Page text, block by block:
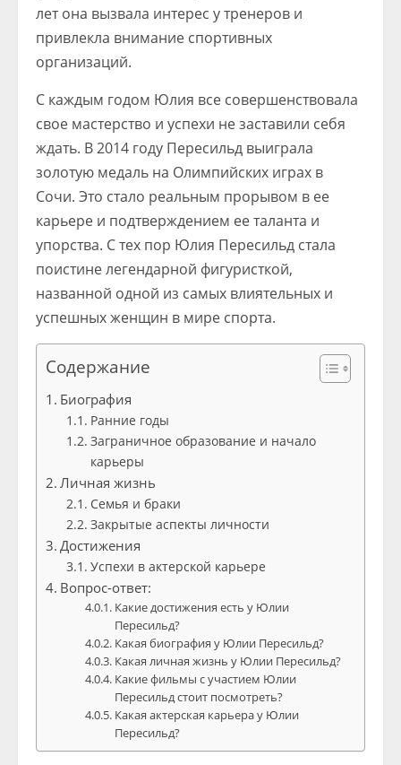
лет она вызвала интерес у тренеров и
привлекла внимание спортивных
организаций.
С каждым годом Юлия все совершенствовала
свое мастерство и успехи не заставили себя
ждать. В 2014 году Пересильд выиграла
золотую медаль на Олимпийских играх в
Сочи. Это стало реальным прорывом в ее
карьере и подтверждением ее таланта и
упорства. С тех пор Юлия Пересильд стала
поистине легендарной фигуристкой,
названной одной из самых влиятельных и
успешных женщин в мире спорта.
Содержание
Биография
Ранние годы
Заграничное образование и начало
карьеры
Личная жизнь
Семья и браки
Закрытые аспекты личности
Достижения
Успехи в актерской карьере
Вопрос-ответ:
Какие достижения есть у Юлии
Пересильд?
Какая биография у Юлии Пересильд?
Какая личная жизнь у Юлии Пересильд?
Какие фильмы с участием Юлии
Пересильд стоит посмотреть?
Какая актерская карьера у Юлии
Пересильд?